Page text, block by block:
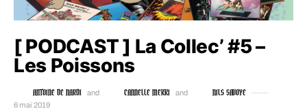
[ PODCAST ] La Collec’ #5 –
Les Poissons
ANTOINE DE NARDI and CANNELLE MEKKI and NILS SAVOYE
6 mai 2019